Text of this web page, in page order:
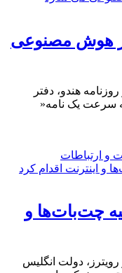
بر هوش مصنوعی
هندو، دفتر
سرعت یک نامه«
و ارتباطات
چت‌بات‌ها و
دولت انگلیس